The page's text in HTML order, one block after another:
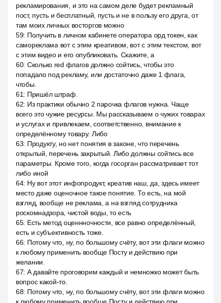
рекламирования, и это на самом деле будет рекламный
пост, пусть и бесплатный, пусть и не в пользу его друга, от
там моих личных восторгов можно
59: Получить в личном кабинете оператора орд токен, как
самореклама вот с этим креативом, вот с этим текстом, вот
с этим видео и его опубликовать. Скажите, а
60: Сколько red флагов должно сойтись, чтобы это
попадало под рекламу, или достаточно даже 1 флага,
чтобы.
61: Пришёл штраф.
62: Из практики обычно 2 парочка флагов нужна. Чаще
всего это чужие ресурсы. Мы рассказываем о чужих товарах
и услугах и привлекаем, соответственно, внимание к
определённому товару. Либо
63: Продукту, но нет понятия в законе, что перечень
открытый, перечень закрытый. Либо должны сойтись все
параметры. Кроме того, когда госорган рассматривает тот
либо иной
64: Ну вот этот инфопродукт, креатив наш, да, здесь имеет
место даже оценочное такое понятие. То есть, на мой
взгляд, вообще не реклама, а на взгляд сотрудника
роскомнадзора, чистой воды, то есть
65: Есть метод оценнночности, все равно определённый,
есть и субъективность тоже.
66: Потому что, ну, по большому счёту, вот эти флаги можно
к любому применить вообще Посту и действию при
желании.
67: А давайте проговорим каждый и немножко может быть
вопрос какой-то.
68: Потому что, ну, по большому счёту, вот эти флаги можно